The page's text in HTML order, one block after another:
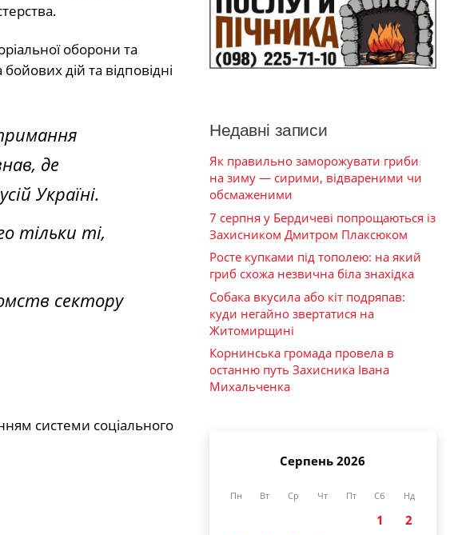
оборони та
дій та відповідні
де
Україні.
тільки ті,
сектору
системи соціального
Недавні записи
Як правильно заморожувати гриби
на зиму — сирими, відвареними чи
обсмаженими
7 серпня у Бердичеві попрощаються із
Захисником Дмитром Плаксюком
Росте купками під тополею: на який
гриб схожа незвична біла знахідка
Собака вкусила або кіт подряпав:
куди негайно звертатися на
Житомирщині
Корнинська громада провела в
останню путь Захисника Івана
Михальченка
Серпень 2026
Пн Вт Ср Чт Пт Сб Нд
1
2